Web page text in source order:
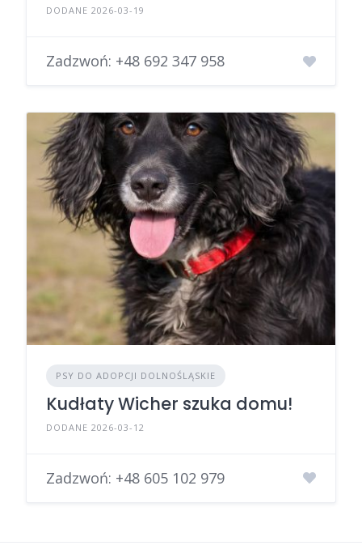
DODANE 2026-03-19
Zadzwoń: +48 692 347 958
PSY DO ADOPCJI DOLNOŚLĄSKIE
Kudłaty Wicher szuka domu!
DODANE 2026-03-12
Zadzwoń: +48 605 102 979